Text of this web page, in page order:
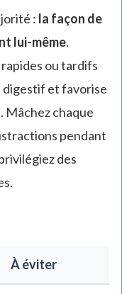
: la façon de
lui-même.
ou tardifs
digestif et favorise
Mâchez chaque
pendant
des
À éviter